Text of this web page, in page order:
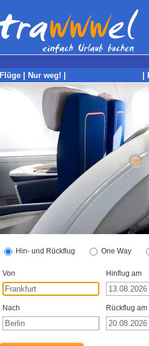
Flüge
Nur weg!
Hin- und Rückflug One Way
Von Hinflug am
Nach Rückflug am